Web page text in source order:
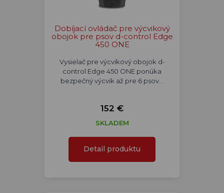
Dobíjací ovládač pre výcvikový
obojok pre psov d-control Edge
450 ONE
Vysielač pre výcvikový obojok d-
control Edge 450 ONE ponúka
bezpečný výcvik až pre 6 psov…
152 €
SKLADEM
Detail produktu